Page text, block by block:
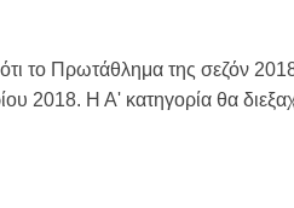
το Πρωτάθλημα της σεζόν
2018. Η Α' κατηγορία θα